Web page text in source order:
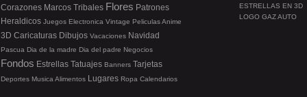
ESTRELLAS EN 3D
LOGO GAZ AUTO
Corazones Marcos Tribales Flores Patrones
Heraldicos Juegos Electronica Vintage PeliculasAnime
3D Caricaturas Dibujos Vacaciones Navidad
Pascua Dia de la madre Dia del padre Negocios
Fondos Estrellas Tatuajes Banners Tarjetas
Deportes Musica Alimentos Lugares Ropa Calendarios